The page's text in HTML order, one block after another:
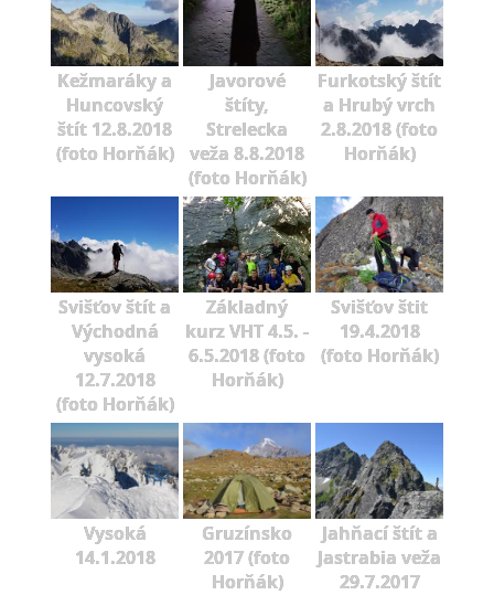
Kežmaráky a
Huncovský
štít 12.8.2018
(foto Horňák)
Javorové
štíty,
Strelecka
veža 8.8.2018
(foto Horňák)
Furkotský štít
a Hrubý vrch
2.8.2018 (foto
Horňák)
Svišťov štít a
Východná
vysoká
12.7.2018
(foto Horňák)
Základný
kurz VHT 4.5. -
6.5.2018 (foto
Horňák)
Svišťov štit
19.4.2018
(foto Horňák)
Vysoká
14.1.2018
Gruzínsko
2017 (foto
Horňák)
Jahňací štít a
Jastrabia veža
29.7.2017